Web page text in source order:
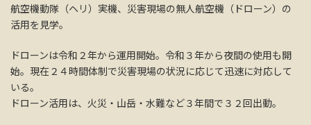
航空機動隊（ヘリ）実機、災害現場の無人航空機（ドローン）の
活用を見学。
ドローンは令和２年から運用開始。令和３年から夜間の使用も開
始。現在２４時間体制で災害現場の状況に応じて迅速に対応して
いる。
ドローン活用は、火災・山岳・水難など３年間で３２回出動。